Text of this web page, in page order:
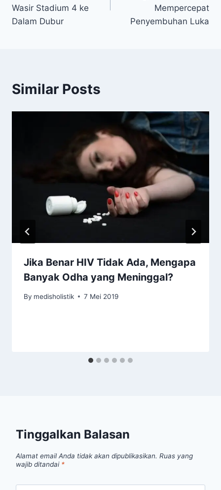
Wasir Stadium 4 ke
Dalam Dubur
Mempercepat
Penyembuhan Luka
Similar Posts
Jika Benar HIV Tidak Ada, Mengapa
Banyak Odha yang Meninggal?
By medisholistik 7 Mei 2019
Tinggalkan Balasan
Alamat email Anda tidak akan dipublikasikan. Ruas yang
wajib ditandai *